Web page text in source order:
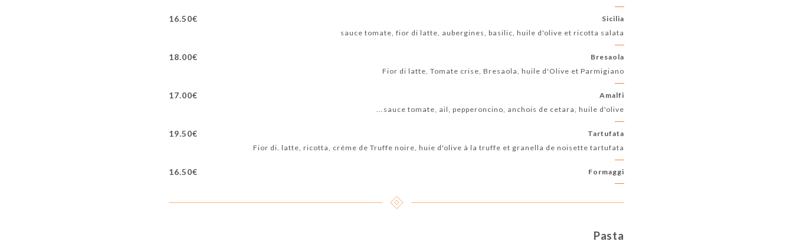
Sicilia
16.50€
sauce tomate, fior di latte, aubergines, basilic, huile d'olive et ricotta salata
Bresaola
18.00€
Fior di latte, Tomate crise, Bresaola, huile d'Olive et Parmigiano
Amalfi
17.00€
sauce tomate, ail, pepperoncino, anchois de cetara, huile d'olive...
Tartufata
19.50€
Fior di. latte, ricotta, créme de Truffe noire, huie d'olive à la truffe et granella de noisette tartufata
Formaggi
16.50€
Pasta